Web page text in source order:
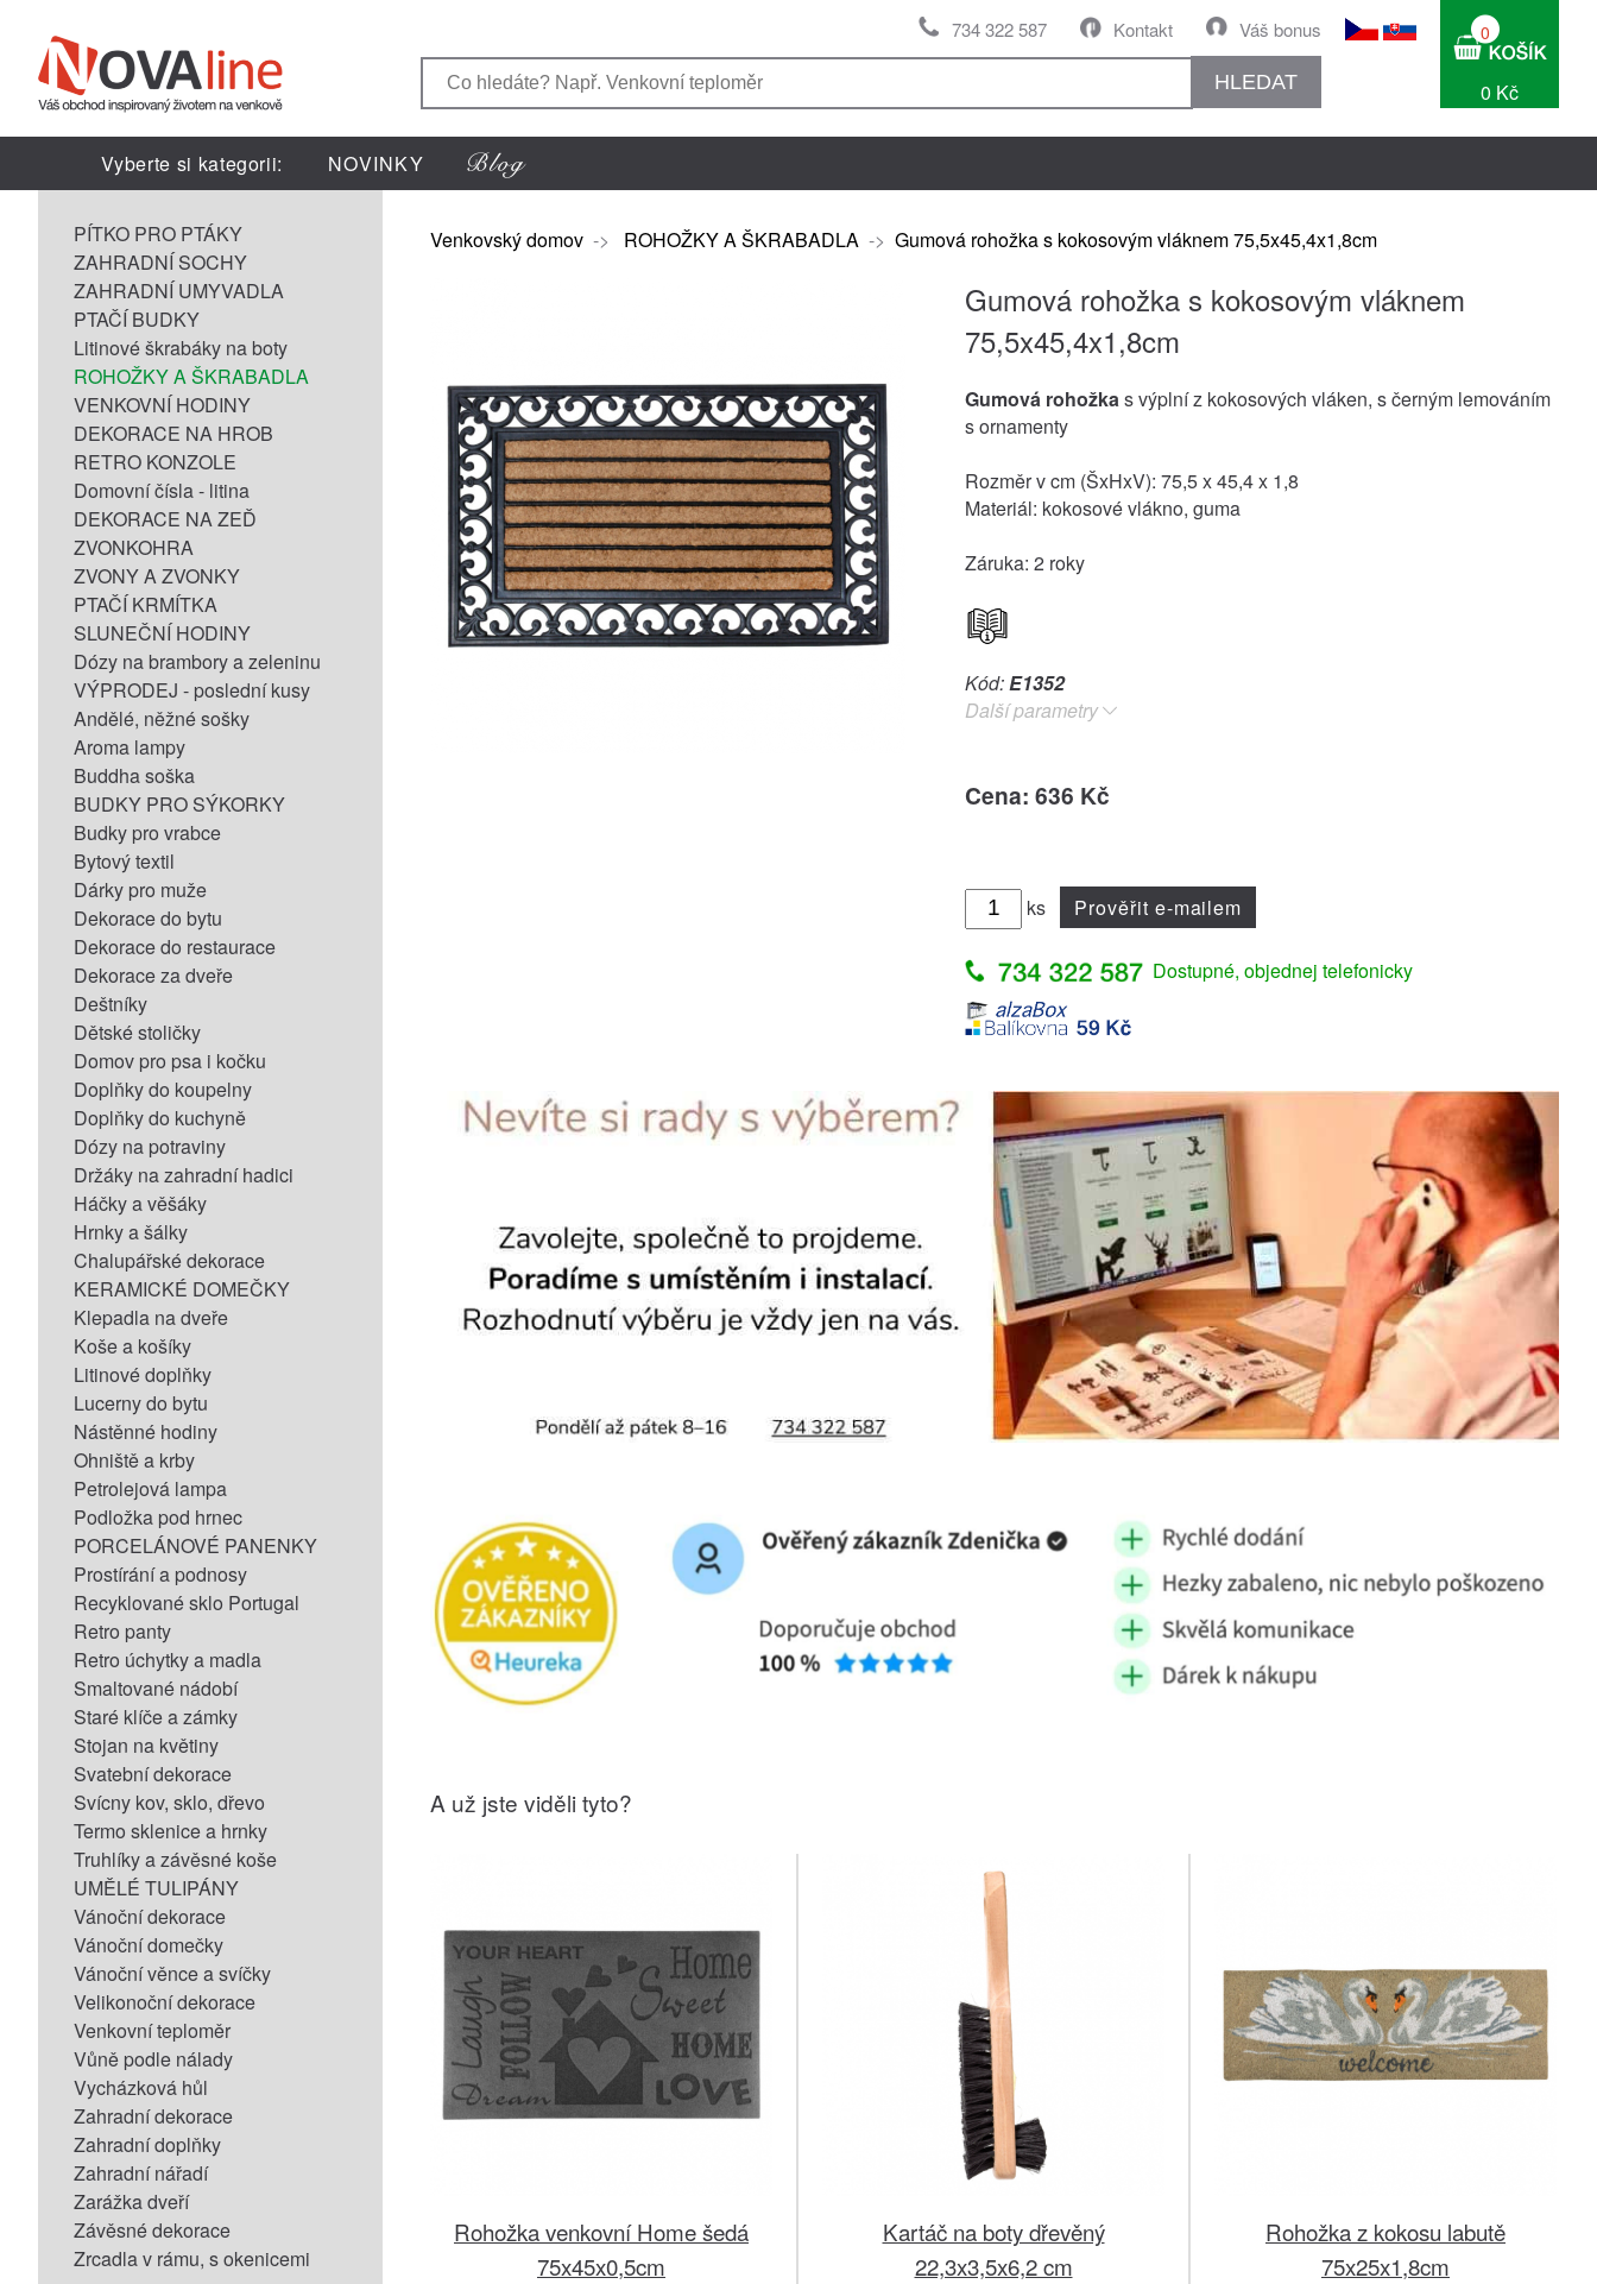
Váš bonus
Kontakt
734 322 587
HLEDAT
0
0 Kč
Vyberte si kategorii: NOVINKY
PÍTKO PRO PTÁKY
ZAHRADNÍ SOCHY
ZAHRADNÍ UMYVADLA
PTAČÍ BUDKY
Litinové škrabáky na boty
ROHOŽKY A ŠKRABADLA
VENKOVNÍ HODINY
DEKORACE NA HROB
RETRO KONZOLE
Domovní čísla - litina
DEKORACE NA ZEĎ
ZVONKOHRA
ZVONY A ZVONKY
PTAČÍ KRMÍTKA
SLUNEČNÍ HODINY
Dózy na brambory a zeleninu
VÝPRODEJ - poslední kusy
Andělé, něžné sošky
Aroma lampy
Buddha soška
BUDKY PRO SÝKORKY
Budky pro vrabce
Bytový textil
Dárky pro muže
Dekorace do bytu
Dekorace do restaurace
Dekorace za dveře
Deštníky
Dětské stoličky
Domov pro psa i kočku
Doplňky do koupelny
Doplňky do kuchyně
Dózy na potraviny
Držáky na zahradní hadici
Háčky a věšáky
Hrnky a šálky
Chalupářské dekorace
KERAMICKÉ DOMEČKY
Klepadla na dveře
Koše a košíky
Litinové doplňky
Lucerny do bytu
Nástěnné hodiny
Ohniště a krby
Petrolejová lampa
Podložka pod hrnec
PORCELÁNOVÉ PANENKY
Prostírání a podnosy
Recyklované sklo Portugal
Retro panty
Retro úchytky a madla
Smaltované nádobí
Staré klíče a zámky
Stojan na květiny
Svatební dekorace
Svícny kov, sklo, dřevo
Termo sklenice a hrnky
Truhlíky a závěsné koše
UMĚLÉ TULIPÁNY
Vánoční dekorace
Vánoční domečky
Vánoční věnce a svíčky
Velikonoční dekorace
Venkovní teploměr
Vůně podle nálady
Vycházková hůl
Zahradní dekorace
Zahradní doplňky
Zahradní nářadí
Zarážka dveří
Závěsné dekorace
Zrcadla v rámu, s okenicemi
Venkovský domov -> ROHOŽKY A ŠKRABADLA -> Gumová rohožka s kokosovým vláknem 75,5x45,4x1,8cm
Gumová rohožka s kokosovým vláknem
75,5x45,4x1,8cm
Gumová rohožkas výplní z kokosových vláken, s černým lemováním
s ornamenty
Rozměr v cm (ŠxHxV): 75,5 x 45,4 x 1,8
Materiál: kokosové vlákno, guma
Záruka: 2 roky
Kód:E1352
Další parametry
Cena: 636 Kč
ks Prověřit e-mailem
Dostupné, objednej telefonicky
A už jste viděli tyto?
Rohožka venkovní Home šedá
75x45x0,5cm
Kartáč na boty dřevěný
22,3x3,5x6,2 cm
Rohožka z kokosu labutě
75x25x1,8cm